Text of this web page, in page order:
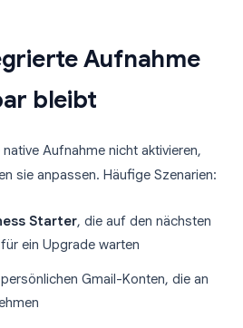
Aufnahme
bleibt
Aufnahme nicht aktivieren,
sie anpassen. Häufige Szenarien:
Starter, die auf den nächsten
ein Upgrade warten
Gmail-Konten, die an